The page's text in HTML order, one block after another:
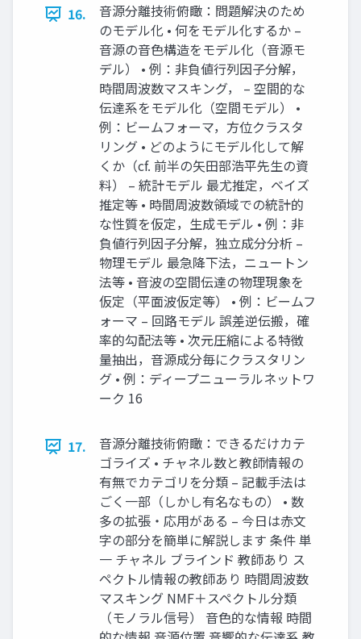
16.
音源分離技術俯瞰：問題解決のため
のモデル化 • 何をモデル化するか –
音源の音色構造をモデル化（音源モ
デル） • 例：非負値行列因子分解，
時間周波数マスキング， – 空間的な
伝達系をモデル化（空間モデル） •
例：ビームフォーマ，方位クラスタ
リング • どのようにモデル化して解
くか（cf. 前半の矢田部浩平先生の資
料） – 統計モデル 最尤推定，ベイズ
推定等 • 時間周波数領域での統計的
な性質を仮定，生成モデル • 例：非
負値行列因子分解，独立成分分析 –
物理モデル 最急降下法，ニュートン
法等 • 音波の空間伝達の物理現象を
仮定（平面波仮定等） • 例：ビームフ
ォーマ – 回路モデル 誤差逆伝搬，確
率的勾配法等 • 次元圧縮による特徴
量抽出，音源成分毎にクラスタリン
グ • 例：ディープニューラルネットワ
ーク 16
17.
音源分離技術俯瞰：できるだけカテ
ゴライズ • チャネル数と教師情報の
有無でカテゴリを分類 – 記載手法は
ごく一部（しかし有名なもの） • 数
多の拡張・応用がある – 今日は赤文
字の部分を簡単に解説します 条件 単
一 チャネル ブラインド 教師あり ス
ペクトル情報の教師あり 時間周波数
マスキング NMF＋スペクトル分類
（モノラル信号） 音色的な情報 時間